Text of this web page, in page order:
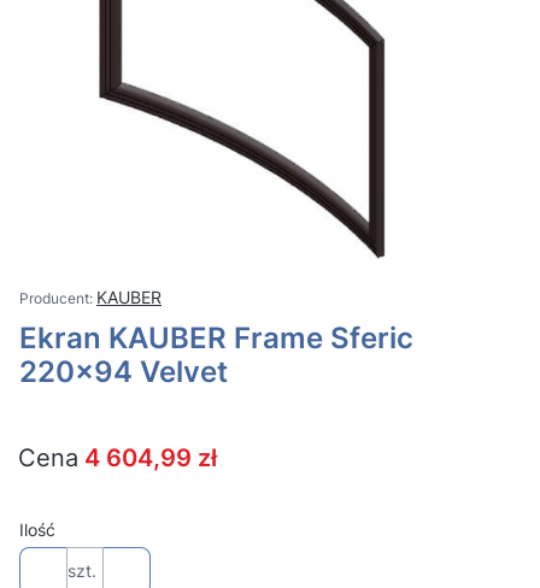
KAUBER
Ekran KAUBER Frame Sferic
220x94 Velvet
Cena 4 604,99 zł
Ilość
szt.